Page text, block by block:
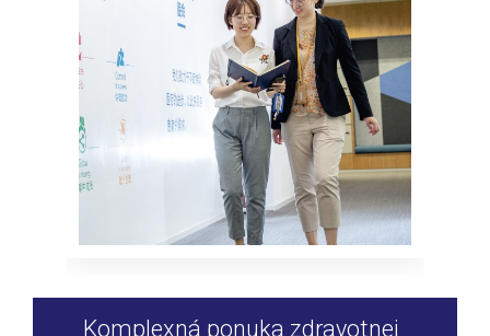
Komplexná ponuka zdravotnej